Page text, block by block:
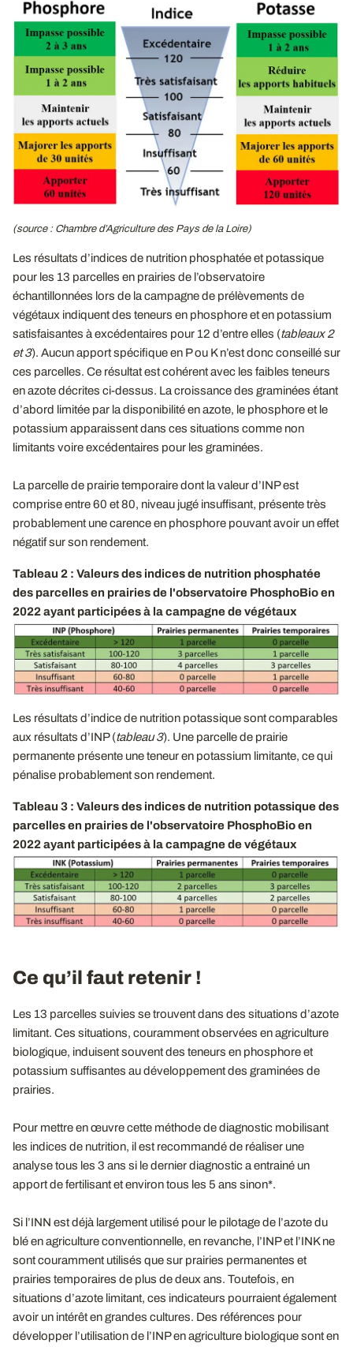
(source : Chambre d’Agriculture des Pays de la Loire)
Les résultats d’indices de nutrition phosphatée et potassique
pour les 13 parcelles en prairies de l’observatoire
échantillonnées lors de la campagne de prélèvements de
végétaux indiquent des teneurs en phosphore et en potassium
satisfaisantes à excédentaires pour 12 d’entre elles (tableaux 2
et 3). Aucun apport spécifique en P ou K n’est donc conseillé sur
ces parcelles. Ce résultat est cohérent avec les faibles teneurs
en azote décrites ci-dessus. La croissance des graminées étant
d’abord limitée par la disponibilité en azote, le phosphore et le
potassium apparaissent dans ces situations comme non
limitants voire excédentaires pour les graminées.
La parcelle de prairie temporaire dont la valeur d’INP est
comprise entre 60 et 80, niveau jugé insuffisant, présente très
probablement une carence en phosphore pouvant avoir un effet
négatif sur son rendement.
Tableau 2 : Valeurs des indices de nutrition phosphatée
des parcelles en prairies de l'observatoire PhosphoBio en
2022 ayant participées à la campagne de végétaux
Les résultats d’indice de nutrition potassique sont comparables
aux résultats d’INP (tableau 3). Une parcelle de prairie
permanente présente une teneur en potassium limitante, ce qui
pénalise probablement son rendement.
Tableau 3 : Valeurs des indices de nutrition potassique des
parcelles en prairies de l'observatoire PhosphoBio en
2022 ayant participées à la campagne de végétaux
Ce qu’il faut retenir !
Les 13 parcelles suivies se trouvent dans des situations d’azote
limitant. Ces situations, couramment observées en agriculture
biologique, induisent souvent des teneurs en phosphore et
potassium suffisantes au développement des graminées de
prairies.
Pour mettre en œuvre cette méthode de diagnostic mobilisant
les indices de nutrition, il est recommandé de réaliser une
analyse tous les 3 ans si le dernier diagnostic a entrainé un
apport de fertilisant et environ tous les 5 ans sinon*.
Si l’INN est déjà largement utilisé pour le pilotage de l’azote du
blé en agriculture conventionnelle, en revanche, l’INP et l’INK ne
sont couramment utilisés que sur prairies permanentes et
prairies temporaires de plus de deux ans. Toutefois, en
situations d’azote limitant, ces indicateurs pourraient également
avoir un intérêt en grandes cultures. Des références pour
développer l’utilisation de l’INP en agriculture biologique sont en